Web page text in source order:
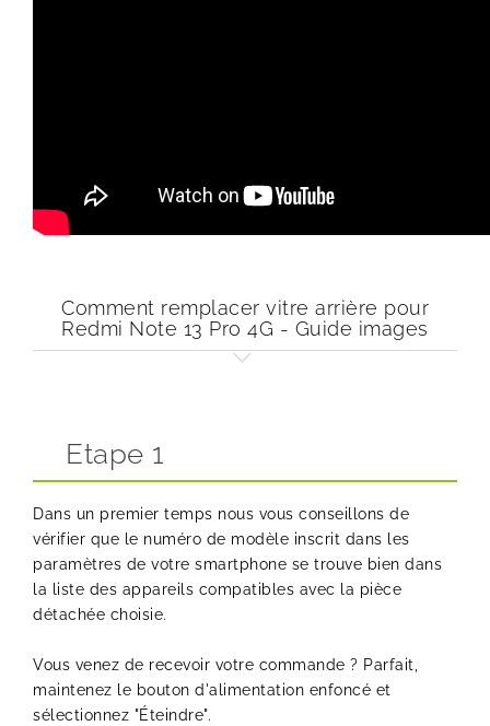
Comment remplacer vitre arrière pour
Redmi Note 13 Pro 4G - Guide images
Etape 1
Dans un premier temps nous vous conseillons de
vérifier que le numéro de modèle inscrit dans les
paramètres de votre smartphone se trouve bien dans
la liste des appareils compatibles avec la pièce
détachée choisie.
Vous venez de recevoir votre commande ? Parfait,
maintenez le bouton d'alimentation enfoncé et
sélectionnez "Éteindre".